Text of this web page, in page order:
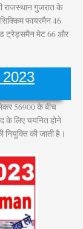
राजस्थान गुजरात के
फायरमैन 46
ट्रेड्समैन मेट 66 और
56900 के बीच
के लिए चयनित होने
की जाती है।